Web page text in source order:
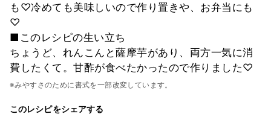
も♡冷めても美味しいので作り置きや、お弁当にも
♡
■このレシピの生い立ち
ちょうど、れんこんと薩摩芋があり、両方一気に消
費したくて。甘酢が食べたかったので作りました♡
※みやすさのために書式を一部改変しています。
このレシピをシェアする